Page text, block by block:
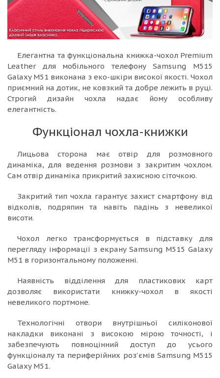
Елегантна та функціональна книжка-чохол Premium
Leather для мобільного телефону Samsung M515
Galaxy M51 виконана з еко-шкіри високої якості. Чохол
приємний на дотик, не ковзкий та добре лежить в руці.
Строгий дизайн чохла надає йому особливу
елегантність.
Функціонал чохла-книжки
Лицьова сторона має отвір для розмовного
динаміка, для ведення розмови з закритим чохлом.
Сам отвір динаміка прикритий захисною сіточкою.
Закритий тип чохла гарантує захист смартфону від
відколів, подряпин та навіть падінь з невеликої
висоти.
Чохол легко трансформується в підставку для
перегляду інформації з екрану Samsung M515 Galaxy
M51 в горизонтальному положенні.
Наявність відділення для пластикових карт
дозволяє використати книжку-чохол в якості
невеликого портмоне.
Технологічні отвори внутрішньої силіконової
накладки виконані з високою мірою точності, і
забезпечують повноцінний доступ до усього
функціоналу та периферійних роз'ємів Samsung M515
Galaxy M51.